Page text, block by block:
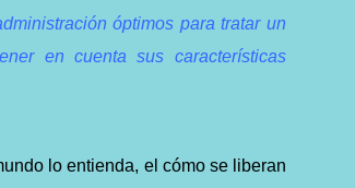
óptimos para tratar un
en cuenta sus características
lo entienda, el cómo se liberan